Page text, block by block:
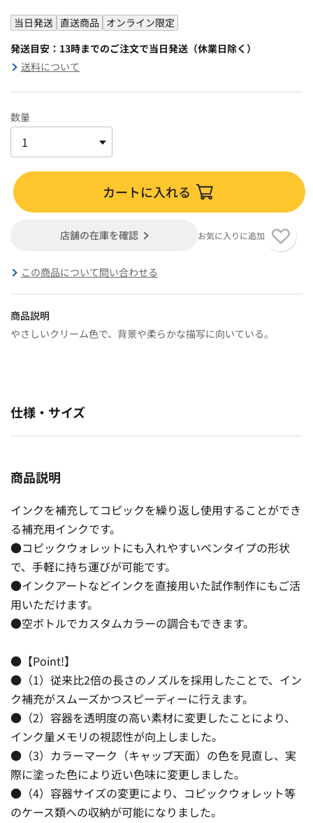
当日発送 直送商品 オンライン限定
発送目安：13時までのご注文で当日発送（休業日除く）
送料について
数量
カートに入れる
店舗の在庫を確認 お気に入りに追加
この商品について問い合わせる
商品説明
やさしいクリーム色で、背景や柔らかな描写に向いている。
仕様・サイズ
商品説明
インクを補充してコピックを繰り返し使用することができ
る補充用インクです。
●コピックウォレットにも入れやすいペンタイプの形状
で、手軽に持ち運びが可能です。
●インクアートなどインクを直接用いた試作制作にもご活
用いただけます。
●空ボトルでカスタムカラーの調合もできます。
●【Point!】
●（1）従来比2倍の長さのノズルを採用したことで、イン
ク補充がスムーズかつスピーディーに行えます。
●（2）容器を透明度の高い素材に変更したことにより、
インク量メモリの視認性が向上しました。
●（3）カラーマーク（キャップ天面）の色を見直し、実
際に塗った色により近い色味に変更しました。
●（4）容器サイズの変更により、コピックウォレット等
のケース類への収納が可能になりました。